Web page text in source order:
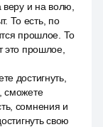
и на волю,
То есть, по
прошлое. То
это прошлое,
достигнуть,
сможете
сомнения и
свою